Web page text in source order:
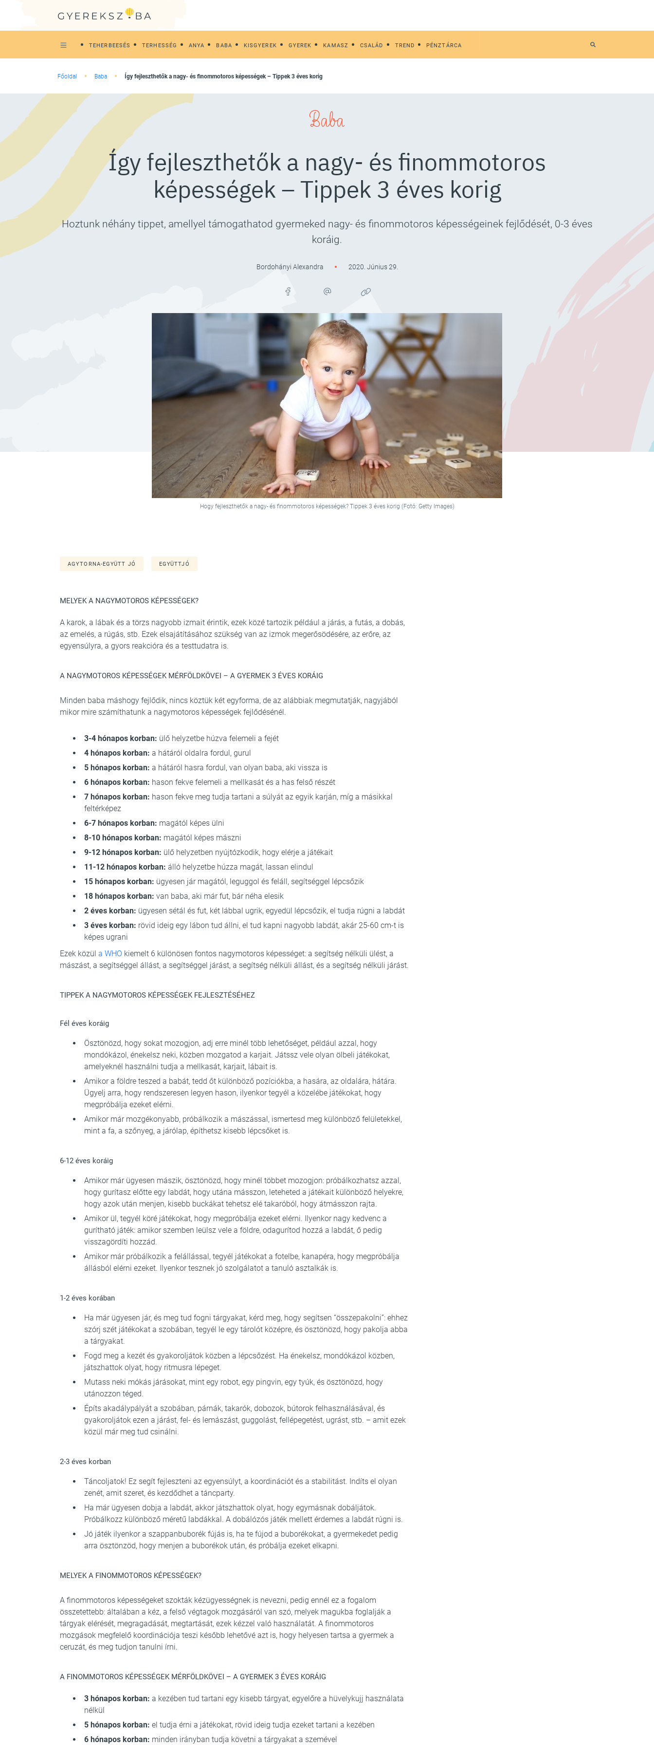
TEHERBEESÉS TERHESSÉG ANYA BABA KISGYEREK GYEREK KAMASZ CSALÁD TREND PÉNZTÁRCA
Főoldal Baba Így fejleszthetők a nagy- és finommotoros képességek – Tippek 3 éves korig
Baba
Így fejleszthetők a nagy- és finommotoros
képességek – Tippek 3 éves korig
Hoztunk néhány tippet, amellyel támogathatod gyermeked nagy- és finommotoros képességeinek fejlődését, 0-3 éves
koráig.
Bordohányi Alexandra 2020. Június 29.
Hogy fejleszthetők a nagy- és finommotoros képességek? Tippek 3 éves korig (Fotó: Getty Images)
AGYTORNA-EGYÜTT JÓ EGYÜTTJÓ
MELYEK A NAGYMOTOROS KÉPESSÉGEK?
A karok, a lábak és a törzs nagyobb izmait érintik, ezek közé tartozik például a járás, a futás, a dobás,
az emelés, a rúgás, stb. Ezek elsajátításához szükség van az izmok megerősödésére, az erőre, az
egyensúlyra, a gyors reakcióra és a testtudatra is.
A NAGYMOTOROS KÉPESSÉGEK MÉRFÖLDKÖVEI – A GYERMEK 3 ÉVES KORÁIG
Minden baba máshogy fejlődik, nincs köztük két egyforma, de az alábbiak megmutatják, nagyjából
mikor mire számíthatunk a nagymotoros képességek fejlődésénél.
3-4 hónapos korban: ülő helyzetbe húzva felemeli a fejét
4 hónapos korban: a hátáról oldalra fordul, gurul
5 hónapos korban: a hátáról hasra fordul, van olyan baba, aki vissza is
6 hónapos korban: hason fekve felemeli a mellkasát és a has felső részét
7 hónapos korban: hason fekve meg tudja tartani a súlyát az egyik karján, míg a másikkal
feltérképez
6-7 hónapos korban: magától képes ülni
8-10 hónapos korban: magától képes mászni
9-12 hónapos korban: ülő helyzetben nyújtózkodik, hogy elérje a játékait
11-12 hónapos korban: álló helyzetbe húzza magát, lassan elindul
15 hónapos korban: ügyesen jár magától, leguggol és feláll, segítséggel lépcsőzik
18 hónapos korban: van baba, aki már fut, bár néha elesik
2 éves korban: ügyesen sétál és fut, két lábbal ugrik, egyedül lépcsőzik, el tudja rúgni a labdát
3 éves korban: rövid ideig egy lábon tud állni, el tud kapni nagyobb labdát, akár 25-60 cm-t is
képes ugrani
Ezek közül a WHO kiemelt 6 különösen fontos nagymotoros képességet: a segítség nélküli ülést, a
mászást, a segítséggel állást, a segítséggel járást, a segítség nélküli állást, és a segítség nélküli járást.
TIPPEK A NAGYMOTOROS KÉPESSÉGEK FEJLESZTÉSÉHEZ
Fél éves koráig
Ösztönözd, hogy sokat mozogjon, adj erre minél több lehetőséget, például azzal, hogy
mondókázol, énekelsz neki, közben mozgatod a karjait. Játssz vele olyan ölbeli játékokat,
amelyeknél használni tudja a mellkasát, karjait, lábait is.
Amikor a földre teszed a babát, tedd őt különböző pozíciókba, a hasára, az oldalára, hátára.
Ügyelj arra, hogy rendszeresen legyen hason, ilyenkor tegyél a közelébe játékokat, hogy
megpróbálja ezeket elérni.
Amikor már mozgékonyabb, próbálkozik a mászással, ismertesd meg különböző felületekkel,
mint a fa, a szőnyeg, a járólap, építhetsz kisebb lépcsőket is.
6-12 éves koráig
Amikor már ügyesen mászik, ösztönözd, hogy minél többet mozogjon: próbálkozhatsz azzal,
hogy gurítasz előtte egy labdát, hogy utána másszon, leteheted a játékait különböző helyekre,
hogy azok után menjen, kisebb buckákat tehetsz elé takaróból, hogy átmásszon rajta.
Amikor ül, tegyél köré játékokat, hogy megpróbálja ezeket elérni. Ilyenkor nagy kedvenc a
gurítható játék: amikor szemben leülsz vele a földre, odagurítod hozzá a labdát, ő pedig
visszagördíti hozzád.
Amikor már próbálkozik a felállással, tegyél játékokat a fotelbe, kanapéra, hogy megpróbálja
állásból elérni ezeket. Ilyenkor tesznek jó szolgálatot a tanuló asztalkák is.
1-2 éves korában
Ha már ügyesen jár, és meg tud fogni tárgyakat, kérd meg, hogy segítsen “összepakolni”: ehhez
szórj szét játékokat a szobában, tegyél le egy tárolót középre, és ösztönözd, hogy pakolja abba
a tárgyakat.
Fogd meg a kezét és gyakoroljátok közben a lépcsőzést. Ha énekelsz, mondókázol közben,
játszhattok olyat, hogy ritmusra lépeget.
Mutass neki mókás járásokat, mint egy robot, egy pingvin, egy tyúk, és ösztönözd, hogy
utánozzon téged.
Építs akadálypályát a szobában, párnák, takarók, dobozok, bútorok felhasználásával, és
gyakoroljátok ezen a járást, fel- és lemászást, guggolást, fellépegetést, ugrást, stb. – amit ezek
közül már meg tud csinálni.
2-3 éves korban
Táncoljatok! Ez segít fejleszteni az egyensúlyt, a koordinációt és a stabilitást. Indíts el olyan
zenét, amit szeret, és kezdődhet a táncparty.
Ha már ügyesen dobja a labdát, akkor játszhattok olyat, hogy egymásnak dobáljátok.
Próbálkozz különböző méretű labdákkal. A dobálózós játék mellett érdemes a labdát rúgni is.
Jó játék ilyenkor a szappanbuborék fújás is, ha te fújod a buborékokat, a gyermekedet pedig
arra ösztönzöd, hogy menjen a buborékok után, és próbálja ezeket elkapni.
MELYEK A FINOMMOTOROS KÉPESSÉGEK?
A finommotoros képességeket szokták kézügyességnek is nevezni, pedig ennél ez a fogalom
összetettebb: általában a kéz, a felső végtagok mozgásáról van szó, melyek magukba foglalják a
tárgyak elérését, megragadását, megtartását, ezek kézzel való használatát. A finommotoros
mozgások megfelelő koordinációja teszi később lehetővé azt is, hogy helyesen tartsa a gyermek a
ceruzát, és meg tudjon tanulni írni.
A FINOMMOTOROS KÉPESSÉGEK MÉRFÖLDKÖVEI – A GYERMEK 3 ÉVES KORÁIG
3 hónapos korban: a kezében tud tartani egy kisebb tárgyat, egyelőre a hüvelykujj használata
nélkül
5 hónapos korban: el tudja érni a játékokat, rövid ideig tudja ezeket tartani a kezében
6 hónapos korban: minden irányban tudja követni a tárgyakat a szemével